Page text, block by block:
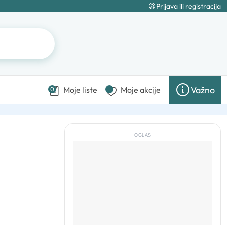
Prijava ili registracija
0 Moje liste Moje akcije Važno
OGLAS